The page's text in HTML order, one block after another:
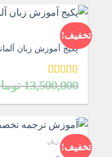
تخفیف!
آلمانی
پکیج آموزش زبان
امتیاز5.00
13,500,000
تخفیف!
آموزش زبان